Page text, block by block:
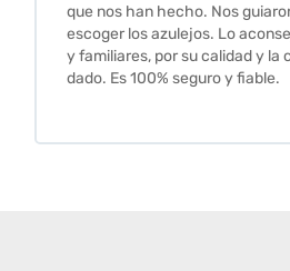
que nos han hecho. Nos
escoger los azulejos. Lo
y familiares, por su calidad y la
dado. Es 100% seguro y fiable.